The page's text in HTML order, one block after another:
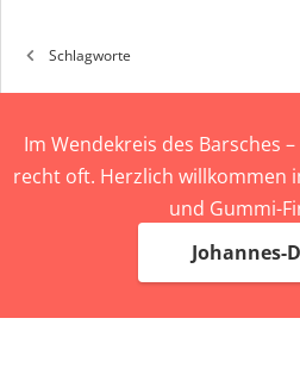
Schlagworte
Im Wendekreis des Barsches
recht oft. Herzlich willkommen
und Gummi-
Johannes-